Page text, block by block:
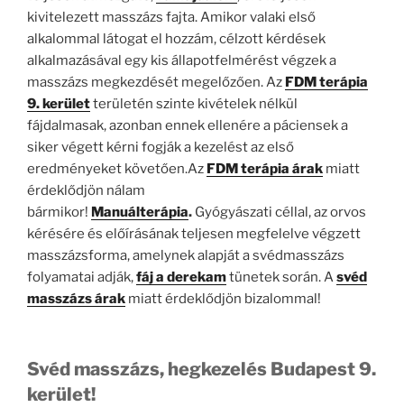
kivitelezett masszázs fajta. Amikor valaki első
alkalommal látogat el hozzám, célzott kérdések
alkalmazásával egy kis állapotfelmérést végzek a
masszázs megkezdését megelőzően. Az FDM terápia
9. kerületterületén szinte kivételek nélkül
fájdalmasak, azonban ennek ellenére a páciensek a
siker végett kérni fogják a kezelést az első
eredményeket követően.Az FDM terápia árak miatt
érdeklődjön nálam
bármikor! Manuálterápia. Gyógyászati céllal, az orvos
kérésére és előírásának teljesen megfelelve végzett
masszázsforma, amelynek alapját a svédmasszázs
folyamatai adják,fáj a derekamtünetek során. A svéd
masszázs árak miatt érdeklődjön bizalommal!
Svéd masszázs, hegkezelés Budapest 9.
kerület!